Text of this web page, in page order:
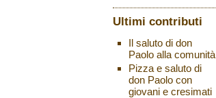
Ultimi contributi
Il saluto di don
Paolo alla comunità
Pizza e saluto di
don Paolo con
giovani e cresimati